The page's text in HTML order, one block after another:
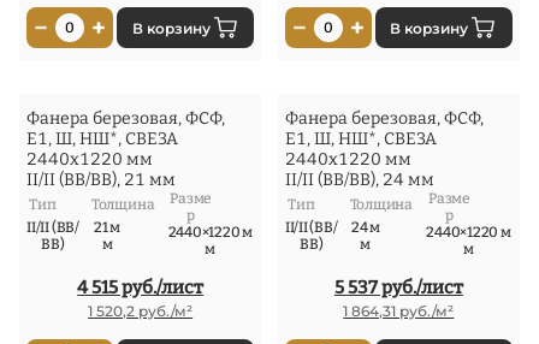
− 0 + В корзину − 0 + В корзину
Фанера березовая, ФСФ,
Е1, Ш, НШ*, СВЕЗА
2440x1220 мм
II/II (ВВ/ВВ), 21 мм
Тип
II/II (ВВ/
ВВ)
Толщина
21 м
м
Разме
р
2440×1220 м
м
4 515 руб./лист
1 520,2 руб./м²
Фанера березовая, ФСФ,
Е1, Ш, НШ*, СВЕЗА
2440x1220 мм
II/II (ВВ/ВВ), 24 мм
Тип
II/II (ВВ/
ВВ)
Толщина
24 м
м
Разме
р
2440×1220 м
м
5 537 руб./лист
1 864,31 руб./м²